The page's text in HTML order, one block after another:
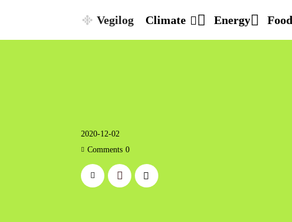
Vegilog Climate Energy Food
2020-12-02
Comments 0